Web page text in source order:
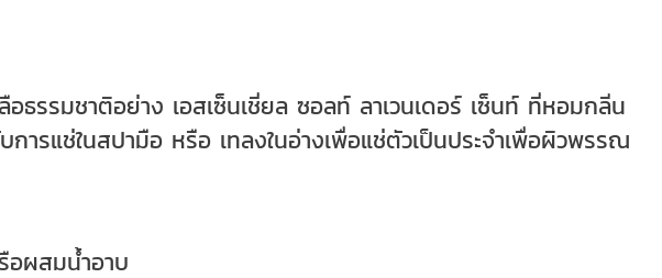
อธรรมชาติอย่าง เอสเซ็นเชี่ยล ซอลท์ ลาเวนเดอร์ เซ็นท์ ที่หอมกลิ่น
ารแช่ในสปามือ หรือ เทลงในอ่างเพื่อแช่ตัวเป็นประจำเพื่อผิวพรรณ
ผสมน้ำอาบ